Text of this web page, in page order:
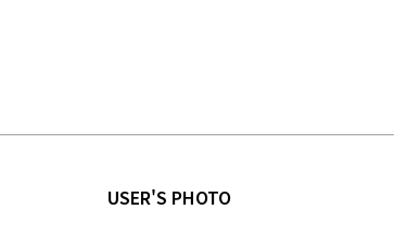
USER'S PHOTO